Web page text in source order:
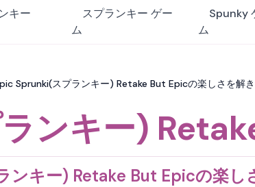
キー
スプランキー ゲー
ム
Spunky
ム
Sprunki(スプランキー) Retake But Epicの楽しさを解
ンキー)
ンキー) Retake But Epicの楽し